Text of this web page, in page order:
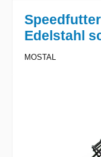
Edelstahl
MOSTAL